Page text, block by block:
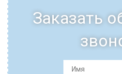
Заказать